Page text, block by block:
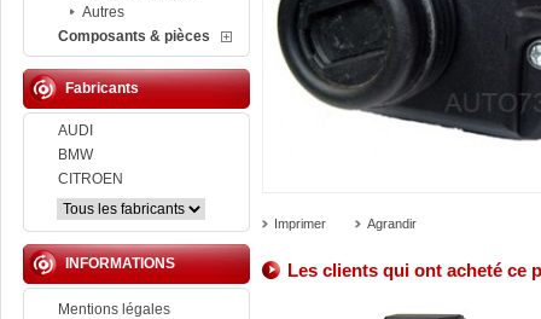
Autres
Composants & pièces
Fabricants
AUDI
BMW
CITROEN
INFORMATIONS
Mentions légales
Imprimer Agrandir
Les clients qui ont acheté ce